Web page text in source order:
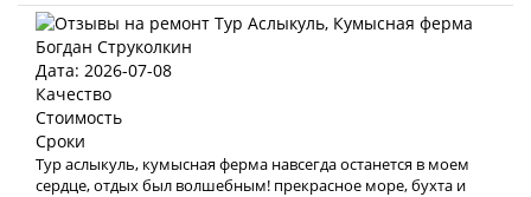
Богдан Струколкин
Дата: 2026-07-08
Качество
Стоимость
Сроки
Тур аслыкуль, кумысная ферма навсегда останется в моем
сердце, отдых был волшебным! прекрасное море, бухта и